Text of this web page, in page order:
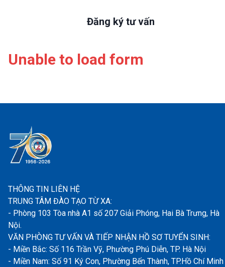
Đăng ký tư vấn
Unable to load form
THÔNG TIN LIÊN HỆ
TRUNG TÂM ĐÀO TẠO TỪ XA:
- Phòng 103 Tòa nhà A1 số 207 Giải Phóng, Hai Bà Trưng, Hà
Nội.
VĂN PHÒNG TƯ VẤN VÀ TIẾP NHẬN HỒ SƠ TUYỂN SINH:
- Miền Bắc: Số 116 Trần Vỹ, Phường Phú Diễn, TP. Hà Nội
- Miền Nam: Số 91 Ký Con, Phường Bến Thành, TP.Hồ Chí Minh